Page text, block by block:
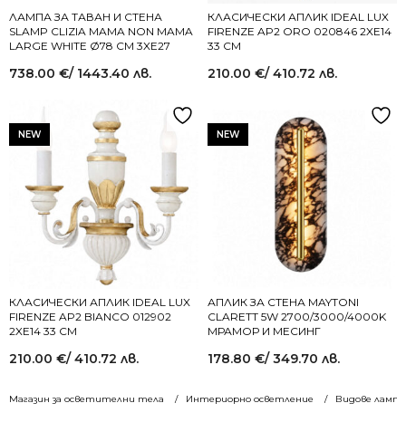
Магазин за осветителни тела Интериорно осветление Видове
ЛАМПА ЗА ТАВАН И СТЕНА
SLAMP CLIZIA MAMA NON MAMA
LARGE WHITE Ø78 СМ 3XE27
738.00 €/ 1443.40 лв.
КЛАСИЧЕСКИ АПЛИК IDEAL LUX
FIRENZE AP2 ORO 020846 2XE14
33 СМ
210.00 €/ 410.72 лв.
NEW
КЛАСИЧЕСКИ АПЛИК IDEAL LUX
FIRENZE AP2 BIANCO 012902
2XE14 33 СМ
210.00 €/ 410.72 лв.
NEW
АПЛИК ЗА СТЕНА MAYTONI
CLARETT 5W 2700/3000/4000K
МРАМОР И МЕСИНГ
178.80 €/ 349.70 лв.